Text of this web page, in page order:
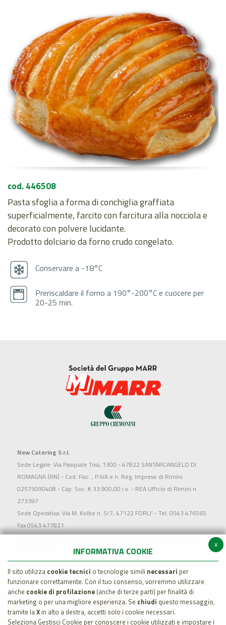
cod. 446508
Pasta sfoglia a forma di conchiglia graffiata
superficialmente, farcito con farcitura alla nocciola e
decorato con polvere lucidante.
Prodotto dolciario da forno crudo congelato.
Conservare a -18°C
Preriscaldare il forno a 190°-200°C e cuocere per
20-25 min.
New Catering S.r.l.
Sede Legale: Via Pasquale Tosi, 1300 - 47822 SANTARCANGELO DI
ROMAGNA (RN) - Cod. Fisc. , P.IVA e n. Reg. Imprese di Rimini
02575090408 - Cap. Soc. € 33.900,00 i.v. - REA Ufficio di Rimini n.
273397
Sede Operativa: Via M. Kolbe n. 5/7, 47122 FORLI' - Tel. 0543 476565
Fax 0543 477821
Società soggetta all'attività di direzione e coordinamento di MARR
x
INFORMATIVA COOKIE
Il sito utilizza cookie tecnici o tecnologie simili necessari per
funzionare correttamente. Con il tuo consenso, vorremmo utilizzare
anche cookie di profilazione (anche di terze parti) per finalità di
marketing o per una migliore esperienza. Se chiudi questo messaggio,
tramite laX in alto a destra, accetti solo i cookie necessari.
Seleziona Gestisci Cookie per conoscere i cookie utilizzati e impostare i